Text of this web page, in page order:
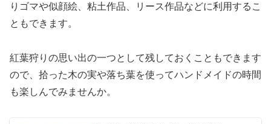
りゴマや似顔絵、粘土作品、リース作品などに利用するこ
ともできます。
紅葉狩りの思い出の一つとして残しておくこともできます
ので、拾った木の実や落ち葉を使ってハンドメイドの時間
も楽しんでみませんか。